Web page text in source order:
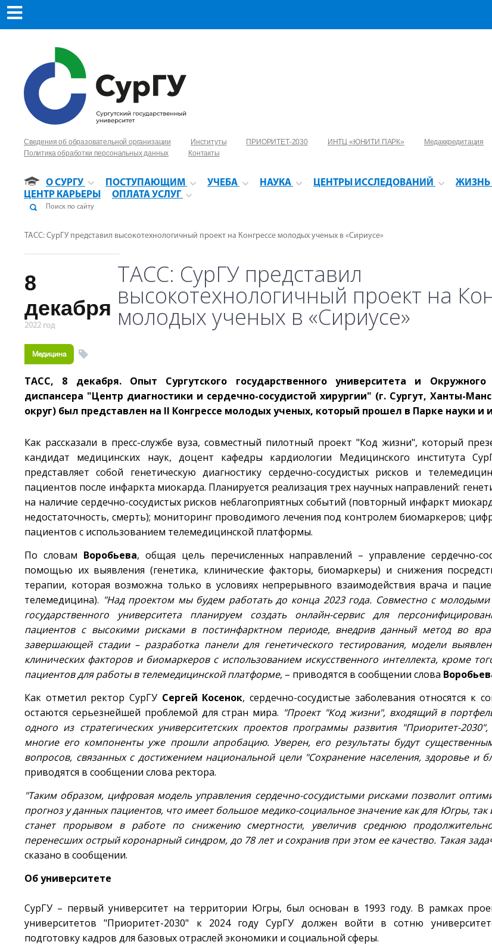
Сведения об образовательной организации Институты ПРИОРИТЕТ-2030 ИНТЦ «ЮНИТИ ПАРК» Медаккредитация
Политика обработки персональных данных
Контакты
О СУРГУ ПОСТУПАЮЩИМ УЧЕБА НАУКА ЦЕНТРЫ ИССЛЕДОВАНИЙ ЖИЗНЬ
ЦЕНТР КАРЬЕРЫ
ОПЛАТА УСЛУГ
ТАСС: СурГУ представил высокотехнологичный проект на Конгрессе молодых ученых в «Сириусе»
8
декабря
2022 год
ТАСС: СурГУ представил
высокотехнологичный проект на
молодых ученых в «Сириусе»
Медицина
ТАСС, 8 декабря. Опыт Сургутского государственного университета и Окружного
диспансера "Центр диагностики и сердечно-сосудистой хирургии" (г. Сургут, Ханты-
округ) был представлен на II Конгрессе молодых ученых, который прошел в Парке науки и
Как рассказали в пресс-службе вуза, совместный пилотный проект "Код жизни", который
кандидат медицинских наук, доцент кафедры кардиологии Медицинского института
представляет собой генетическую диагностику сердечно-сосудистых рисков и
пациентов после инфаркта миокарда. Планируется реализация трех научных направлений:
на наличие сердечно-сосудистых рисков неблагоприятных событий (повторный инфаркт
недостаточность, смерть); мониторинг проводимого лечения под контролем биомаркеров;
пациентов с использованием телемедицинской платформы.
По словам Воробьева, общая цель перечисленных направлений – управление сердечно-
помощью их выявления (генетика, клинические факторы, биомаркеры) и снижения
терапии, которая возможна только в условиях непрерывного взаимодействия врача и
телемедицина). "Над проектом мы будем работать до конца 2023 года. Совместно с молодыми
государственного университета планируем создать онлайн-сервис для
пациентов с высокими рисками в постинфарктном периоде, внедрив данный метод во
завершающей стадии – разработка панели для генетического тестирования, модели
клинических факторов и биомаркеров с использованием искусственного интеллекта, кроме
пациентов для работы в телемедицинской платформе, – приводятся в сообщении слова
Как отметил ректор СурГУ Сергей Косенок, сердечно-сосудистые заболевания относятся к
остаются серьезнейшей проблемой для стран мира. "Проект "Код жизни", входящий в
одного из стратегических университетских проектов программы развития "Приоритет-
многие его компоненты уже прошли апробацию. Уверен, его результаты будут
вопросов, связанных с достижением национальной цели "Сохранение населения, здоровье и
приводятся в сообщении слова ректора.
"Таким образом, цифровая модель управления сердечно-сосудистыми рисками позволит
прогноз у данных пациентов, что имеет большое медико-социальное значение как для Югры, так
станет прорывом в работе по снижению смертности, увеличив среднюю
перенесших острый коронарный синдром, до 78 лет и сохранив при этом ее качество. Такая
сказано в сообщении.
Об университете
СурГУ – первый университет на территории Югры, был основан в 1993 году. В рамках
университетов "Приоритет-2030" к 2024 году СурГУ должен войти в сотню
подготовку кадров для базовых отраслей экономики и социальной сферы.